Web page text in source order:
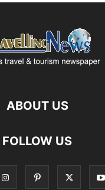
ABOUT US
FOLLOW US